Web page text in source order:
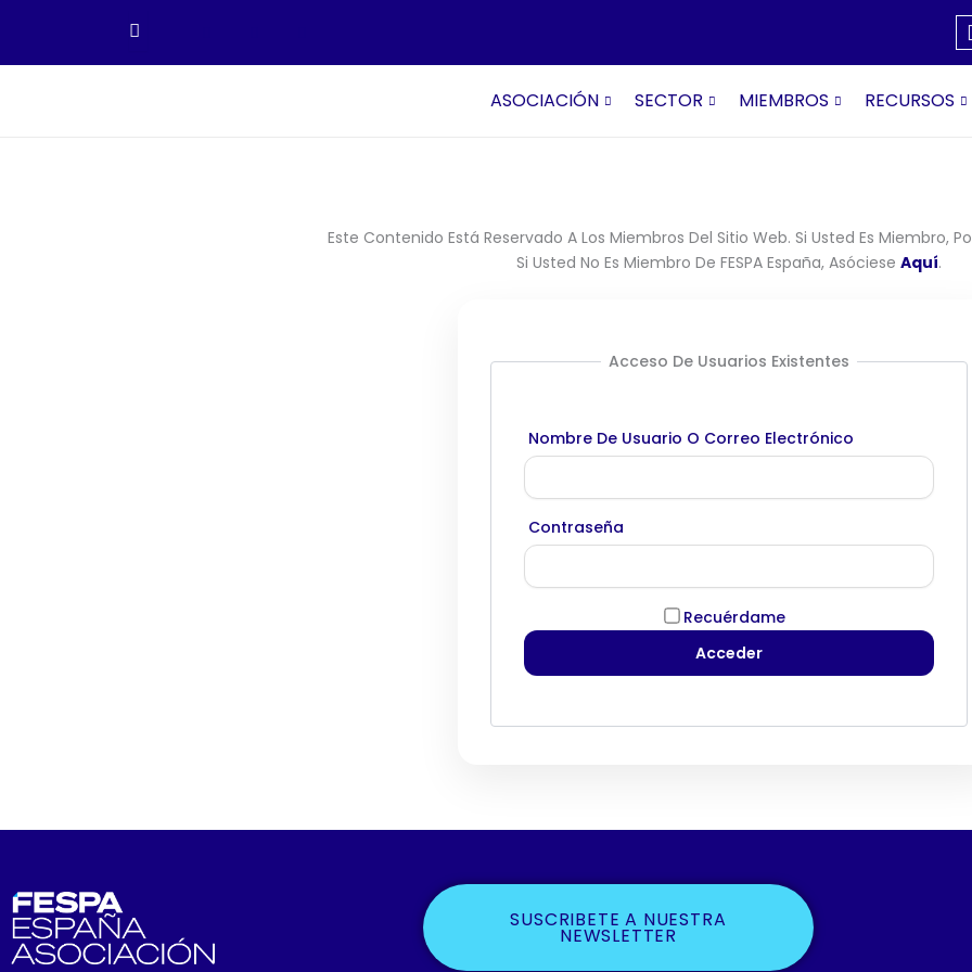
Contenido
ASOCIACIÓN SECTOR MIEMBROS RECURSOS
Este Contenido Está Reservado A Los Miembros Del Sitio Web. Si Usted Es Miembro,
Si Usted No Es Miembro De FESPA España, Asóciese Aquí.
Acceso De Usuarios Existentes
Nombre De Usuario O Correo Electrónico
Contraseña
Recuérdame
SUSCRIBETE A NUESTRA
NEWSLETTER